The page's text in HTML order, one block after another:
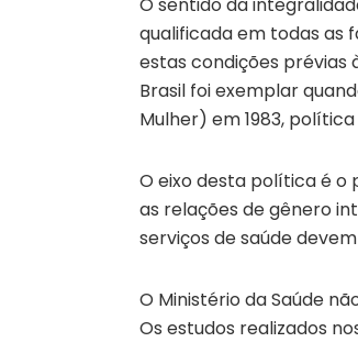
qualificada em todas as
estas condições prévias
Brasil foi exemplar
Mulher) em 1983,
O eixo desta política é o
as relações de gênero
serviços de saúde
O Ministério da Saúde
Os estudos realizados